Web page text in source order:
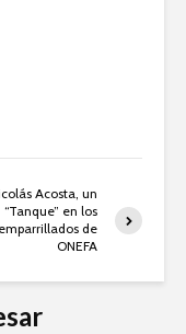
Acosta, un
“Tanque” en los
emparrillados de
ONEFA